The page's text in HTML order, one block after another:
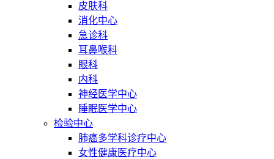
皮肤科
消化中心
急诊科
耳鼻喉科
眼科
内科
神经医学中心
睡眠医学中心
检验中心
肺癌多学科诊疗中心
女性健康医疗中心